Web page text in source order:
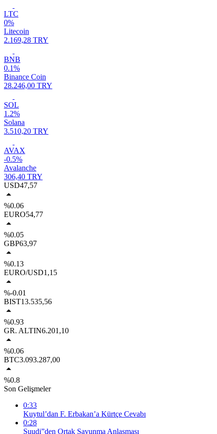
LTC
0%
Litecoin
2.169,28 TRY
BNB
0.1%
Binance Coin
28.246,00 TRY
SOL
1.2%
Solana
3.510,20 TRY
AVAX
-0.5%
Avalanche
306,40 TRY
USD47,57
%0.06
EURO54,77
%0.05
GBP63,97
%0.13
EURO/USD1,15
%-0.01
BIST13.535,56
%0.93
GR. ALTIN6.201,10
%0.06
BTC3.093.287,00
%0.8
Son Gelişmeler
0:33
Kuytul’dan F. Erbakan’a Kürtçe Cevabı
0:28
Suudi”den Ortak Savunma Anlaşması